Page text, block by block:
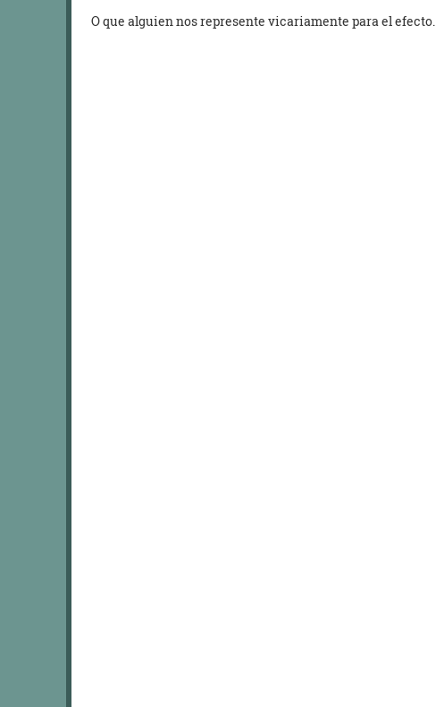
O que alguien nos represente vicariamente para el efecto.